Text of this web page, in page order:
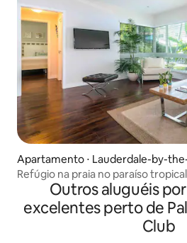
Apartamento ⋅ Lauderdale-by-
Refúgio na praia no paraíso
Outros aluguéis
excelentes perto de
Club